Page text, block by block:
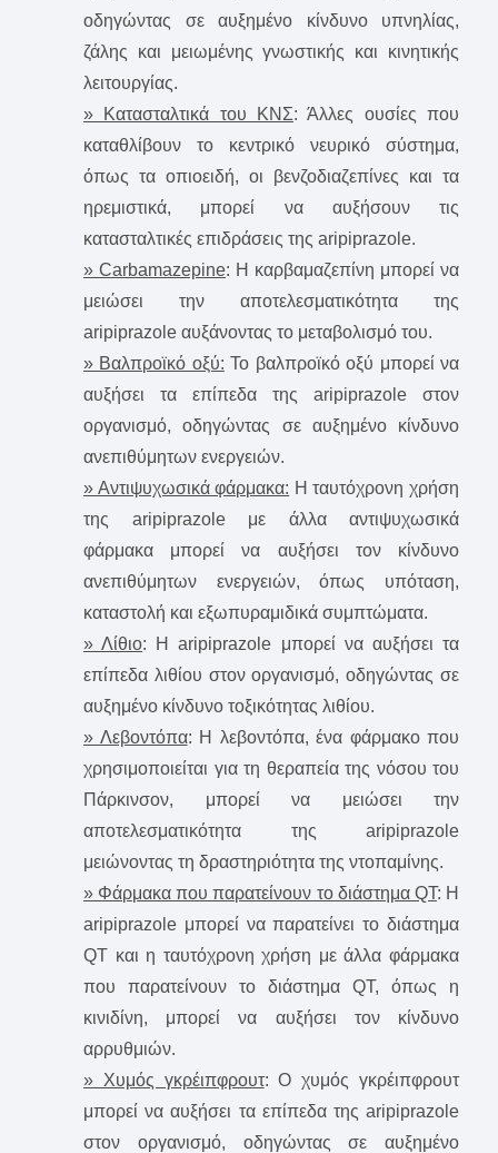
οδηγώντας σε αυξημένο κίνδυνο υπνηλίας,
ζάλης και μειωμένης γνωστικής και κινητικής
λειτουργίας.
» Κατασταλτικά του ΚΝΣ: Άλλες ουσίες που
καταθλίβουν το κεντρικό νευρικό σύστημα,
όπως τα οπιοειδή, οι βενζοδιαζεπίνες και τα
ηρεμιστικά, μπορεί να αυξήσουν τις
κατασταλτικές επιδράσεις της aripiprazole.
» Carbamazepine: Η καρβαμαζεπίνη μπορεί να
μειώσει την αποτελεσματικότητα της
aripiprazole αυξάνοντας το μεταβολισμό του.
» Βαλπροϊκό οξύ: Το βαλπροϊκό οξύ μπορεί να
αυξήσει τα επίπεδα της aripiprazole στον
οργανισμό, οδηγώντας σε αυξημένο κίνδυνο
ανεπιθύμητων ενεργειών.
» Αντιψυχωσικά φάρμακα: Η ταυτόχρονη χρήση
της aripiprazole με άλλα αντιψυχωσικά
φάρμακα μπορεί να αυξήσει τον κίνδυνο
ανεπιθύμητων ενεργειών, όπως υπόταση,
καταστολή και εξωπυραμιδικά συμπτώματα.
» Λίθιο: H aripiprazole μπορεί να αυξήσει τα
επίπεδα λιθίου στον οργανισμό, οδηγώντας σε
αυξημένο κίνδυνο τοξικότητας λιθίου.
» Λεβοντόπα: Η λεβοντόπα, ένα φάρμακο που
χρησιμοποιείται για τη θεραπεία της νόσου του
Πάρκινσον, μπορεί να μειώσει την
αποτελεσματικότητα της aripiprazole
μειώνοντας τη δραστηριότητα της ντοπαμίνης.
» Φάρμακα που παρατείνουν το διάστημα QT: H
aripiprazole μπορεί να παρατείνει το διάστημα
QT και η ταυτόχρονη χρήση με άλλα φάρμακα
που παρατείνουν το διάστημα QT, όπως η
κινιδίνη, μπορεί να αυξήσει τον κίνδυνο
αρρυθμιών.
» Χυμός γκρέιπφρουτ: Ο χυμός γκρέιπφρουτ
μπορεί να αυξήσει τα επίπεδα της aripiprazole
στον οργανισμό, οδηγώντας σε αυξημένο